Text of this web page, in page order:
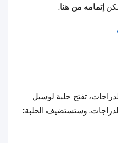
إتمامه من هنا.
تفتح حلبة لوسيل
وستستضيف الحلبة: